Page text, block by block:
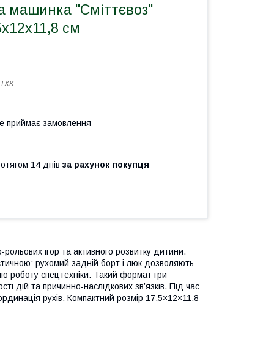
машинка "Сміттєвоз"
см
приймає замовлення
14 днів за рахунок покупця
ігор та активного розвитку дитини.
рухомий задній борт і люк дозволяють
роботу спецтехніки. Такий формат гри
дій та причинно-наслідкових зв’язків. Під час
рухів. Компактний розмір 17,5×12×11,8